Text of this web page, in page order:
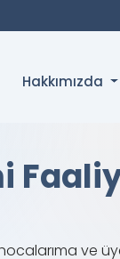
Hakkımızda
ve